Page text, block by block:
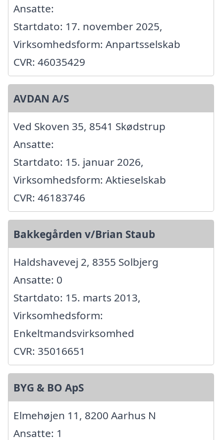
Ansatte:
Startdato: 17. november 2025,
Virksomhedsform: Anpartsselskab
CVR: 46035429
AVDAN A/S
Ved Skoven 35, 8541 Skødstrup
Ansatte:
Startdato: 15. januar 2026,
Virksomhedsform: Aktieselskab
CVR: 46183746
Bakkegården v/Brian Staub
Haldshavevej 2, 8355 Solbjerg
Ansatte: 0
Startdato: 15. marts 2013,
Virksomhedsform:
Enkeltmandsvirksomhed
CVR: 35016651
BYG & BO ApS
Elmehøjen 11, 8200 Aarhus N
Ansatte: 1